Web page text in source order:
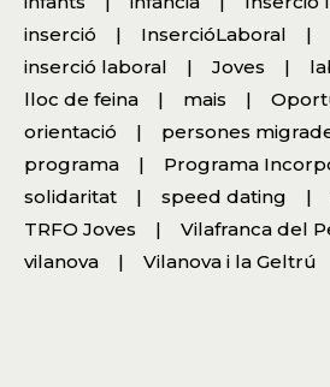
inserció
InsercióLaboral
inserció laboral
Joves
lloc de feina
mais
orientació
persones
programa
Programa
solidaritat
speed dating
TRFO Joves
Vilafranca del
vilanova
Vilanova i la Geltrú